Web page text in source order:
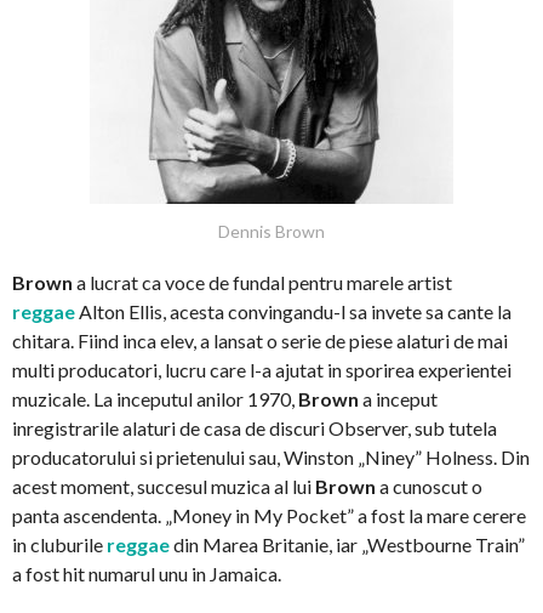
Dennis Brown
Brown a lucrat ca voce de fundal pentru marele artist
reggae Alton Ellis, acesta convingandu-l sa invete sa cante la
chitara. Fiind inca elev, a lansat o serie de piese alaturi de mai
multi producatori, lucru care l-a ajutat in sporirea experientei
muzicale. La inceputul anilor 1970, Brown a inceput
inregistrarile alaturi de casa de discuri Observer, sub tutela
producatorului si prietenului sau, Winston „Niney” Holness. Din
acest moment, succesul muzica al lui Brown a cunoscut o
panta ascendenta. „Money in My Pocket” a fost la mare cerere
in cluburile reggaedin Marea Britanie, iar „Westbourne Train”
a fost hit numarul unu in Jamaica.